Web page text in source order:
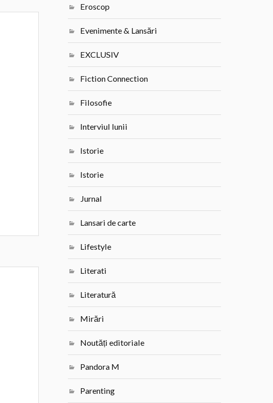
Eroscop
Evenimente & Lansări
EXCLUSIV
Fiction Connection
Filosofie
Interviul lunii
Istorie
Istorie
Jurnal
Lansari de carte
Lifestyle
Literati
Literatură
Mirări
Noutăți editoriale
Pandora M
Parenting